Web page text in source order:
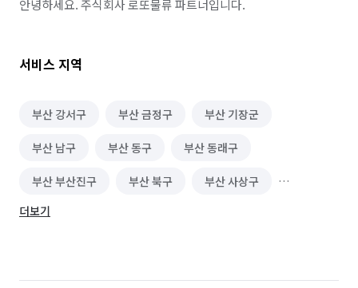
안녕하세요. 주식회사 로또물류 파트너입니다.
서비스 지역
부산 강서구 부산 금정구 부산 기장군
부산 남구 부산 동구 부산 동래구
부산 부산진구 부산 북구 부산 사상구
부산 사하구
부산 해운대구
더보기